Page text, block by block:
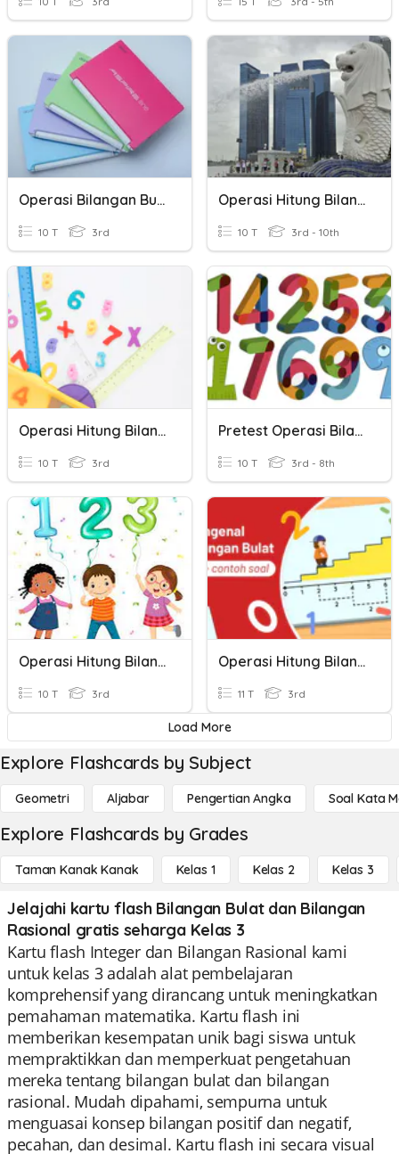
Operasi Bilangan Bulat
10 T 3rd
Operasi Hitung Bilangan Bulat
10 T 3rd - 10th
Operasi Hitung Bilangan Bulat
10 T 3rd
Pretest Operasi Bilangan Bulat
10 T 3rd - 8th
Operasi Hitung Bilangan Cacah
10 T 3rd
Operasi Hitung Bilangan Bulat
11 T 3rd
Load More
Explore Flashcards by Subject
Geometri Aljabar Pengertian Angka Soal Kata
Explore Flashcards by Grades
Taman Kanak Kanak Kelas 1 Kelas 2 Kelas 3
Jelajahi kartu flash Bilangan Bulat dan Bilangan
Rasional gratis seharga Kelas 3
Kartu flash Integer dan Bilangan Rasional kami
untuk kelas 3 adalah alat pembelajaran
komprehensif yang dirancang untuk meningkatkan
pemahaman matematika. Kartu flash ini
memberikan kesempatan unik bagi siswa untuk
mempraktikkan dan memperkuat pengetahuan
mereka tentang bilangan bulat dan bilangan
rasional. Mudah dipahami, sempurna untuk
menguasai konsep bilangan positif dan negatif,
pecahan, dan desimal. Kartu flash ini secara visual